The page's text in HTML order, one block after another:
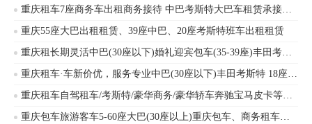
重庆租车7座商务车出租商务接待 中巴考斯特大巴车租赁承接企业班车旅游车商务接待
重庆55座大巴出租租赁、39座中巴、20座考斯特班车出租租赁
重庆租长期灵活中巴(30座以下)婚礼迎宾包车(35-39座)丰田考斯特
重庆租车·车新价优，服务专业中巴(30座以下)丰田考斯特 18座 10-18座商务租车丰田考斯特、金龙客车等车辆出租
重庆租车自驾租车/考斯特/豪华商务/豪华轿车奔驰宝马皮卡等价格优惠
重庆包车旅游客车5-60座大巴(30座以上)重庆包车、商务租车、中巴考斯特、婚庆租车、旅游包车、单位班车安凯客车、海格客车等